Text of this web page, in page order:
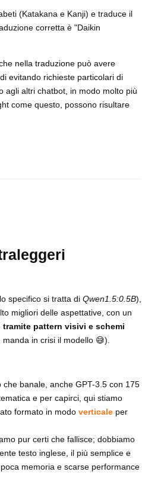
(Katakana e Kanji) e traduce il
corretta è "Daikin
nella traduzione può avere
evitando richieste particolari di
agli altri chatbot, in modo molto più
come questo, possono risultare
specifico si tratta di Qwen1.5:0.5B),
migliori delle aspettative, con un
pattern visivi e schemi
in crisi il modello 😅).
banale, anche GPT-3.5 con 175
e per capirci, qui stiamo
formato in modo verticale per
pur certi che fallisce; dobbiamo
testo inglese, il più semplice e
memoria e scarse performance